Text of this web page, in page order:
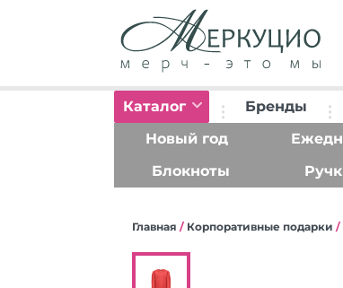
Каталог Бренды
Новый год
Блокноты
Главная / Корпоративные подарки /